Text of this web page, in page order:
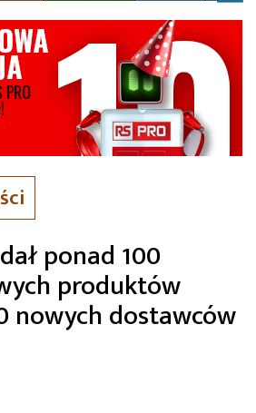
ponad 100
produktów
nowych dostawców